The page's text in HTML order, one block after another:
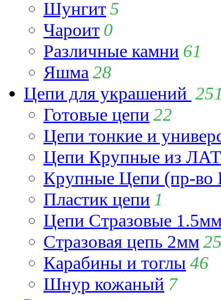
Шунгит5
Чароит 0
Различные камни 61
Яшма 28
Цепи для украшений
Готовые цепи 22
Цепи тонкие и
Цепи Крупные из
Крупные Цепи (пр-во
Пластик цепи 1
Цепи Стразовые
Стразовая цепь 2мм
Карабины и тоглы 46
Шнур кожаный 7